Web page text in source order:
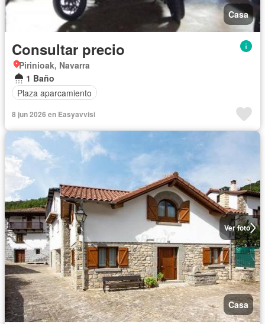
Casa
Consultar precio
Pirinioak, Navarra
1 Baño
Plaza aparcamiento
8 jun 2026 en Easyavvisi
Ver foto
Casa